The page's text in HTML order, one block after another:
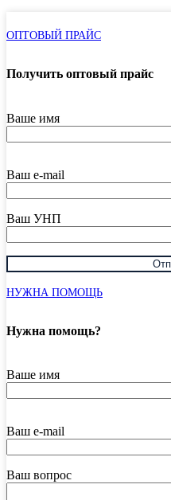
ОПТОВЫЙ ПРАЙС
Получить оптовый прайс
Ваше имя
Ваш e-mail
Ваш УНП
НУЖНА ПОМОЩЬ
Нужна помощь?
Ваше имя
Ваш e-mail
Ваш вопрос